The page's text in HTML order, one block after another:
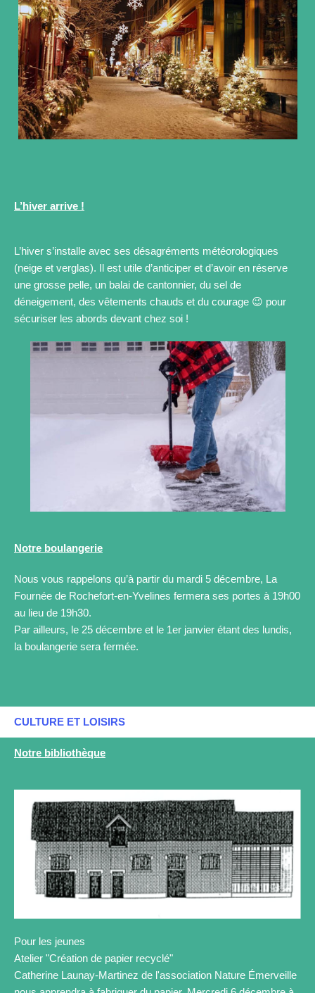
L’hiver arrive !
L’hiver s’installe avec ses désagréments météorologiques
(neige et verglas). Il est utile d’anticiper et d’avoir en réserve
une grosse pelle, un balai de cantonnier, du sel de
déneigement, des vêtements chauds et du courage 😉 pour
sécuriser les abords devant chez soi !
Notre boulangerie
Nous vous rappelons qu’à partir du mardi 5 décembre, La
Fournée de Rochefort-en-Yvelines fermera ses portes à 19h00
au lieu de 19h30.
Par ailleurs, le 25 décembre et le 1er janvier étant des lundis,
la boulangerie sera fermée.
CULTURE ET LOISIRS
Notre bibliothèque
Pour les jeunes
Atelier "Création de papier recyclé"
Catherine Launay-Martinez de l'association Nature Émerveille